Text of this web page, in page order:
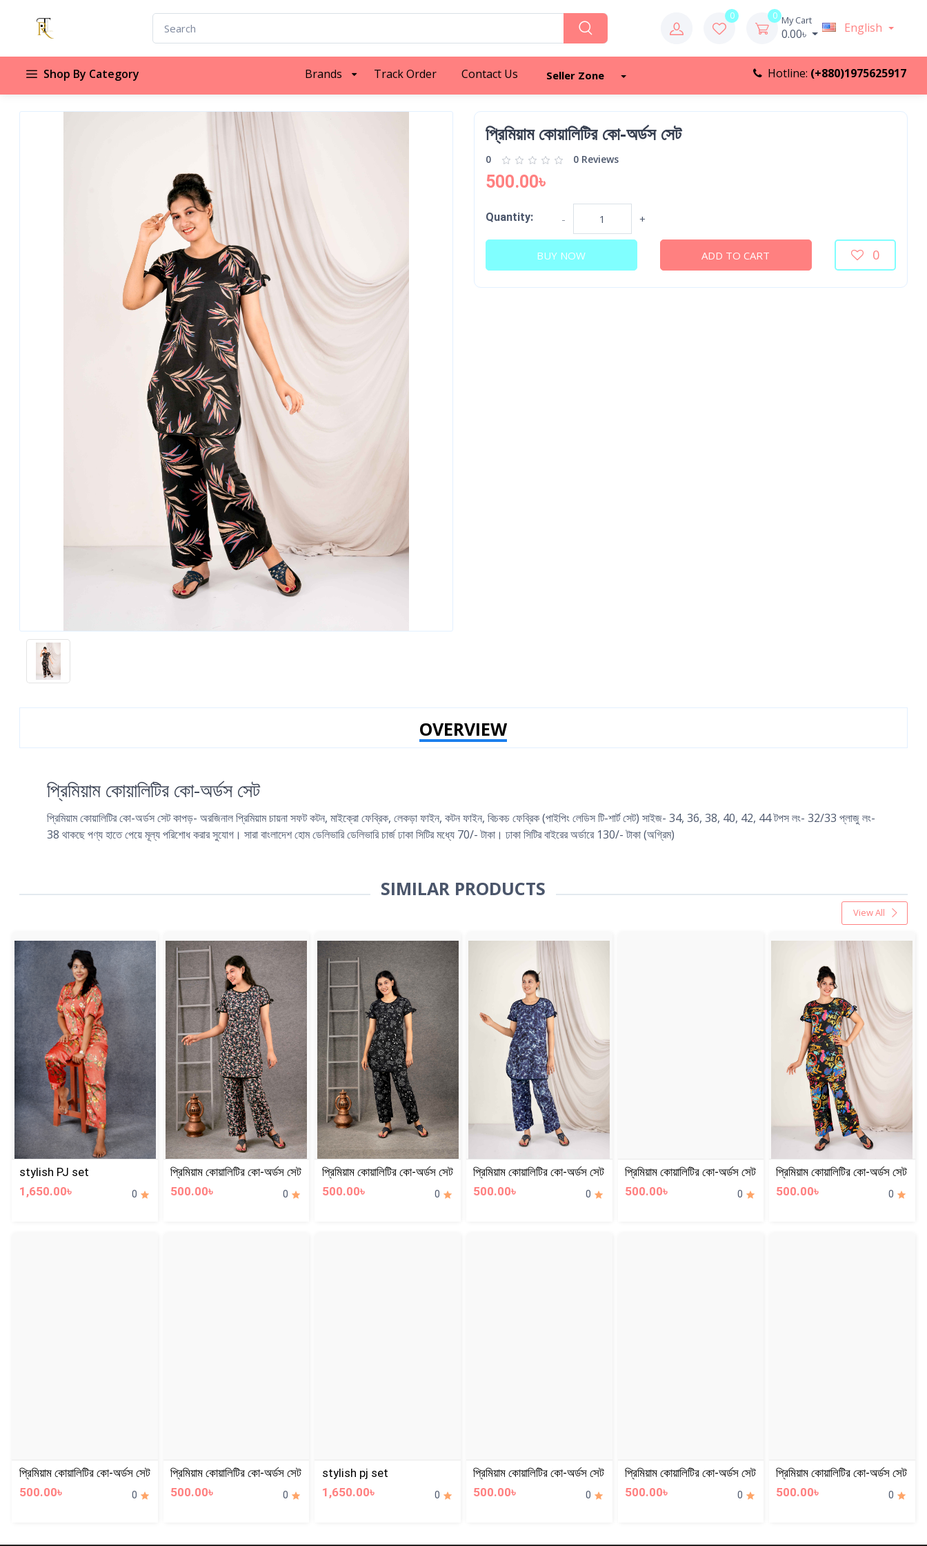
0 0 My Cart
0.00৳ English
Shop By Category Brands Track Order Contact Us Seller Zone Hotline: (+880)1975625917
প্রিমিয়াম কোয়ালিটির কো-অর্ডস সেট
0 0 Reviews
500.00৳
Quantity: - +
BUY NOW ADD TO CART 0
OVERVIEW
প্রিমিয়াম কোয়ালিটির কো-অর্ডস সেট
প্রিমিয়াম কোয়ালিটির কো-অর্ডস সেট কাপড়- অরজিনাল প্রিমিয়াম চায়না সফট কটন, মাইক্রো ফেব্রিক, লেকড়া ফাইন, কটন ফাইন, বিচকচ ফেব্রিক (পাইপিং লেডিস টি-শার্ট সেট) সাইজ- 34, 36, 38, 40, 42, 44 টপস লং- 32/33 প্লাজু লং-
38 থাকছে পণ্য হাতে পেয়ে মূল্য পরিশোধ করার সুযোগ। সারা বাংলাদেশ হোম ডেলিভারি ডেলিভারি চার্জ ঢাকা সিটির মধ্যে 70/- টাকা। ঢাকা সিটির বাইরের অর্ডারে 130/- টাকা (অগ্রিম)
SIMILAR PRODUCTS
View All
stylish PJ set
1,650.00৳
0
প্রিমিয়াম কোয়ালিটির কো-অর্ডস সেট
500.00৳
0
প্রিমিয়াম কোয়ালিটির কো-অর্ডস সেট
500.00৳
0
প্রিমিয়াম কোয়ালিটির কো-অর্ডস সেট
500.00৳
0
প্রিমিয়াম কোয়ালিটির কো-অর্ডস সেট
500.00৳
0
প্রিমিয়াম কোয়ালিটির কো-অর্ডস সেট
500.00৳
0
প্রিমিয়াম কোয়ালিটির কো-অর্ডস সেট
500.00৳
0
প্রিমিয়াম কোয়ালিটির কো-অর্ডস সেট
500.00৳
0
stylish pj set
1,650.00৳
0
প্রিমিয়াম কোয়ালিটির কো-অর্ডস সেট
500.00৳
0
প্রিমিয়াম কোয়ালিটির কো-অর্ডস সেট
500.00৳
0
প্রিমিয়াম কোয়ালিটির কো-অর্ডস সেট
500.00৳
0